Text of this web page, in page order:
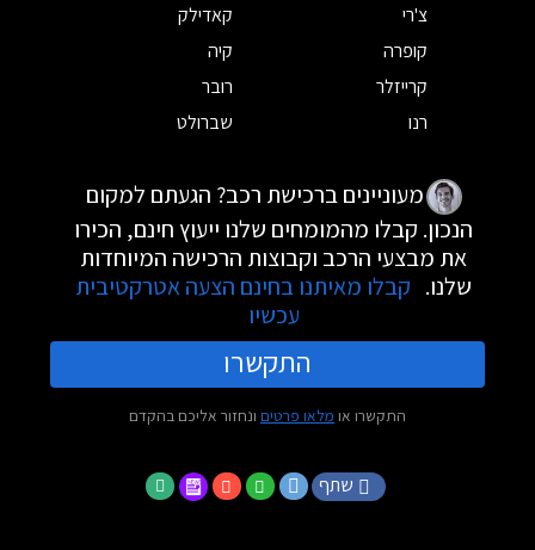
צ'רי
קאדילק
קופרה
קיה
קרייזלר
רובר
רנו
שברולט
מעוניינים ברכישת רכב? הגעתם למקום
הנכון. קבלו מהמומחים שלנו ייעוץ חינם, הכירו
את מבצעי הרכב וקבוצות הרכישה המיוחדות
שלנו. קבלו מאיתנו בחינם הצעה אטרקטיבית
עכשיו
התקשרו
התקשרו או מלאו פרטים ונחזור אליכם בהקדם
שתף